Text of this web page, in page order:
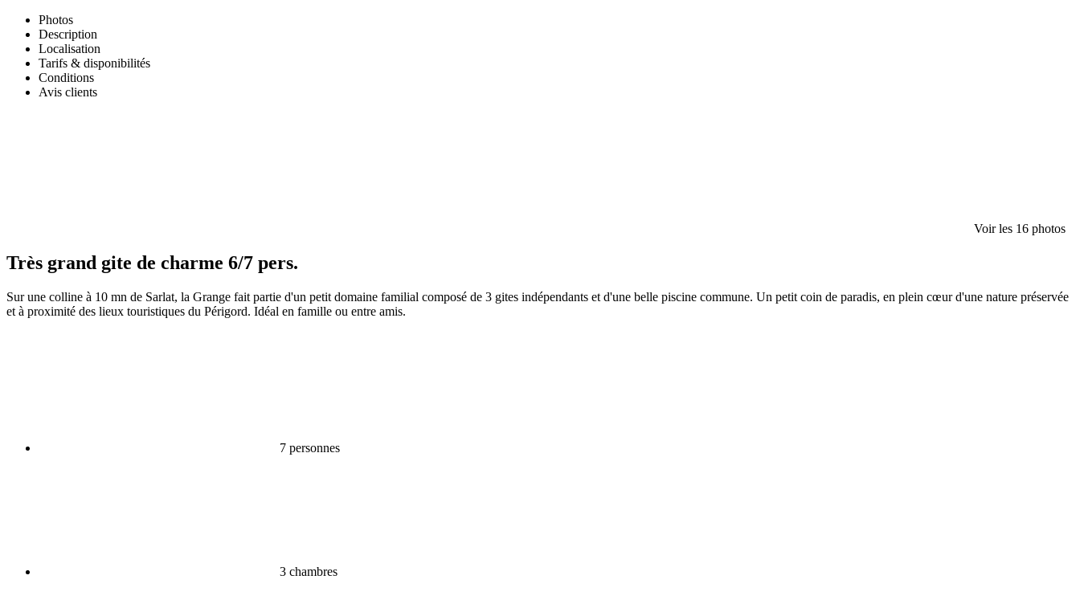
Photos
Description
Localisation
Tarifs & disponibilités
Conditions
Avis clients
Voir les 16 photos
Très grand gite de charme 6/7 pers.
Sur une colline à 10 mn de Sarlat, la Grange fait partie d'un petit domaine familial composé de 3 gites indépendants et d'une belle piscine commune. Un petit coin de paradis, en plein cœur d'une nature préservée
et à proximité des lieux touristiques du Périgord. Idéal en famille ou entre amis.
7 personnes
3 chambres